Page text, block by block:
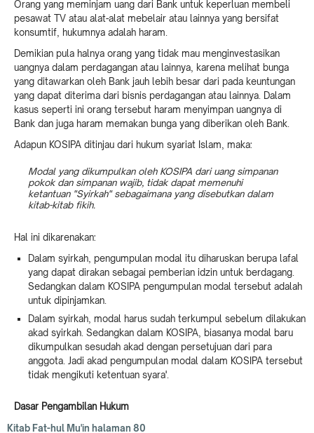
Orang yang meminjam uang dari Bank untuk keperluan membeli
pesawat TV atau alat-alat mebelair atau lainnya yang bersifat
konsumtif, hukumnya adalah haram.
Demikian pula halnya orang yang tidak mau menginvestasikan
uangnya dalam perdagangan atau lainnya, karena melihat bunga
yang ditawarkan oleh Bank jauh lebih besar dari pada keuntungan
yang dapat diterima dari bisnis perdagangan atau lainnya. Dalam
kasus seperti ini orang tersebut haram menyimpan uangnya di
Bank dan juga haram memakan bunga yang diberikan oleh Bank.
Adapun KOSIPA ditinjau dari hukum syariat Islam, maka:
Modal yang dikumpulkan oleh KOSIPA dari uang simpanan
pokok dan simpanan wajib, tidak dapat memenuhi
ketantuan "Syirkah" sebagaimana yang disebutkan dalam
kitab-kitab fikih.
Hal ini dikarenakan:
Dalam syirkah, pengumpulan modal itu diharuskan berupa lafal
yang dapat dirakan sebagai pemberian idzin untuk berdagang.
Sedangkan dalam KOSIPA pengumpulan modal tersebut adalah
untuk dipinjamkan.
Dalam syirkah, modal harus sudah terkumpul sebelum dilakukan
akad syirkah. Sedangkan dalam KOSIPA, biasanya modal baru
dikumpulkan sesudah akad dengan persetujuan dari para
anggota. Jadi akad pengumpulan modal dalam KOSIPA tersebut
tidak mengikuti ketentuan syara'.
Dasar Pengambilan Hukum
Kitab Fat-hul Mu'in halaman 80